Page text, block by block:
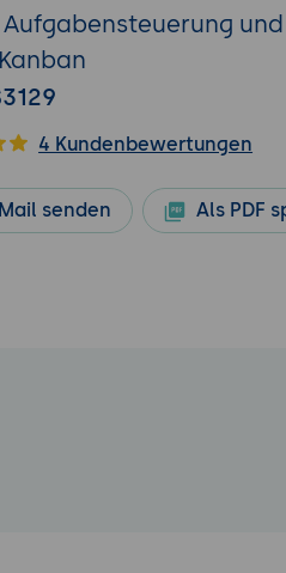
4 Kundenbewertungen
senden Als PDF